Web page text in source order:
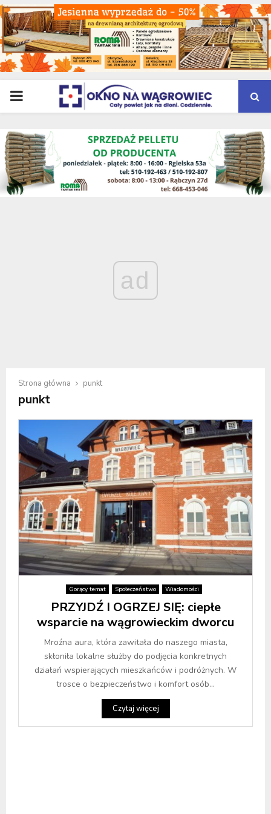
PRIMARY
MENU
ad
Strona główna punkt
punkt
Gorący temat Społeczeństwo Wiadomości
PRZYJDŹ I OGRZEJ SIĘ: ciepłe
wsparcie na wągrowieckim dworcu
Mroźna aura, która zawitała do naszego miasta,
skłoniła lokalne służby do podjęcia konkretnych
działań wspierających mieszkańców i podróżnych. W
trosce o bezpieczeństwo i komfort osób...
Czytaj więcej